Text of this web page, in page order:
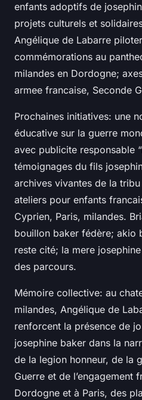
enfants adoptifs de
projets culturels et
Angélique de Labarre
commémorations au
milandes en Dordogne;
armee francaise, Seconde
Prochaines initiatives: une
éducative sur la guerre
avec publicite responsable
témoignages du fils
archives vivantes de la
ateliers pour enfants
Cyprien, Paris, milandes.
bouillon baker fédère; akio
reste cité; la mere
des parcours.
Mémoire collective: au
milandes, Angélique de
renforcent la présence de
josephine baker dans la
de la legion honneur, de la
Guerre et de l’engagement
Dordogne et à Paris, des